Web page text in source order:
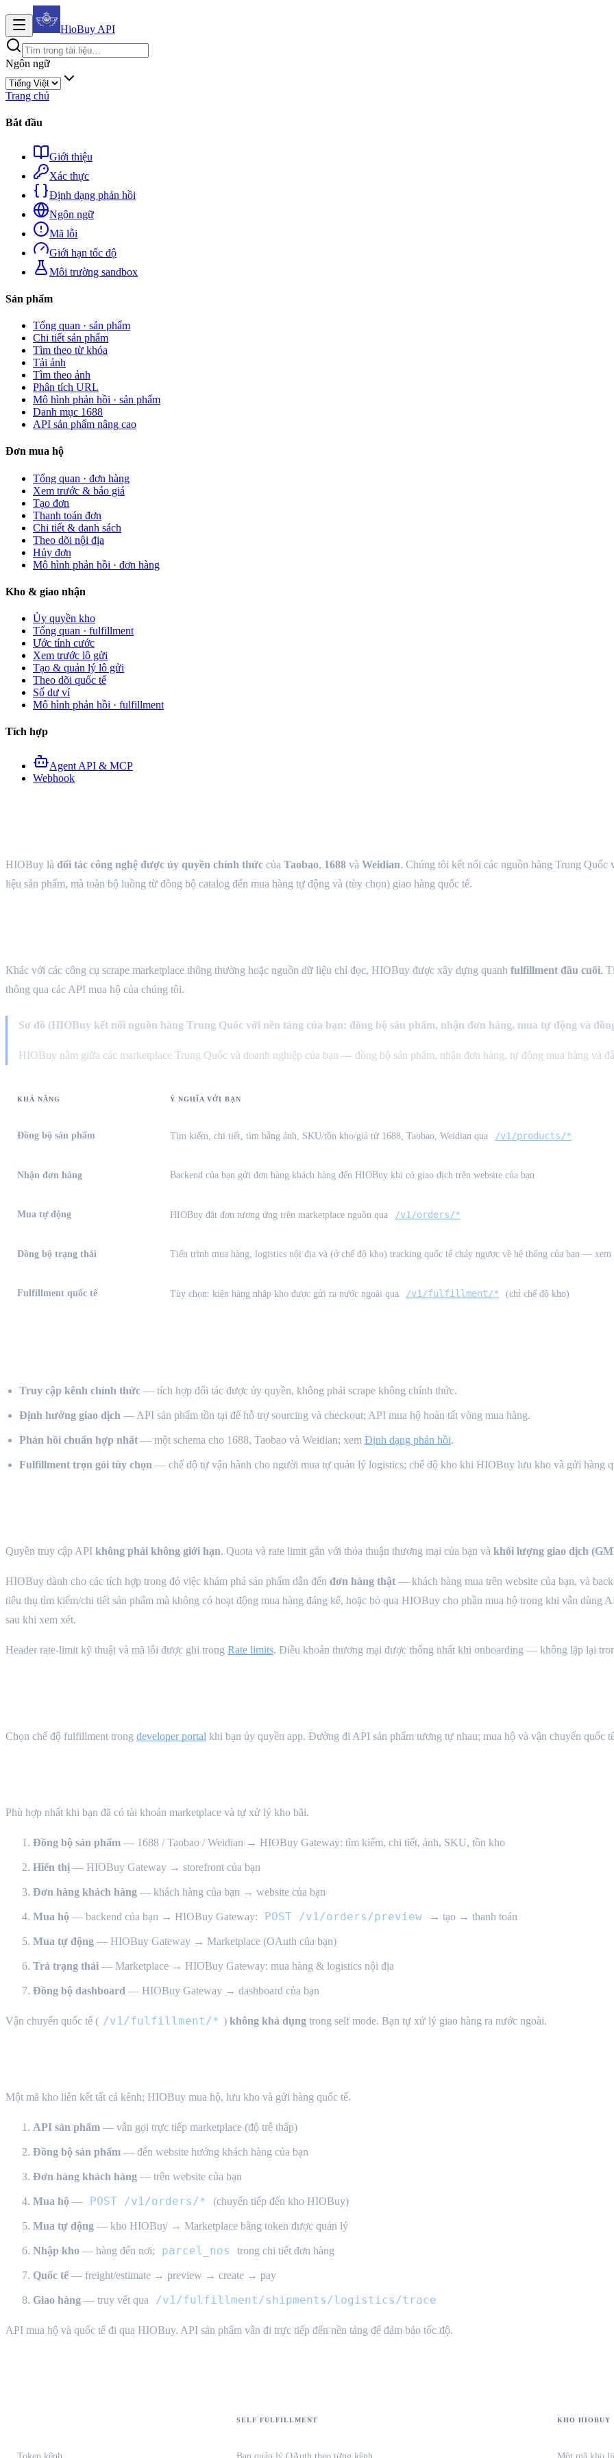
HioBuy API
Ngôn ngữ
Trang chủ
Bắt đầu
Giới thiệu
Xác thực
Định dạng phản hồi
Ngôn ngữ
Mã lỗi
Giới hạn tốc độ
Môi trường sandbox
Sản phẩm
Tổng quan · sản phẩm
Chi tiết sản phẩm
Tìm theo từ khóa
Tải ảnh
Tìm theo ảnh
Phân tích URL
Mô hình phản hồi · sản phẩm
Danh mục 1688
API sản phẩm nâng cao
Đơn mua hộ
Tổng quan · đơn hàng
Xem trước & báo giá
Tạo đơn
Thanh toán đơn
Chi tiết & danh sách
Theo dõi nội địa
Hủy đơn
Mô hình phản hồi · đơn hàng
Kho & giao nhận
Ủy quyền kho
Tổng quan · fulfillment
Ước tính cước
Xem trước lô gửi
Tạo & quản lý lô gửi
Theo dõi quốc tế
Số dư ví
Mô hình phản hồi · fulfillment
Tích hợp
Agent API & MCP
Webhook
HIOBuy là đối tác công nghệ được ủy quyền chính thức của Taobao, 1688 và Weidian. Chúng tôi kết nối các nguồn hàng Trung
liệu sản phẩm, mà toàn bộ luồng từ đồng bộ catalog đến mua hàng tự động và (tùy chọn) giao hàng quốc tế.
Khác với các công cụ scrape marketplace thông thường hoặc nguồn dữ liệu chỉ đọc, HIOBuy được xây dựng quanh fulfillment đầu cuối.
thông qua các API mua hộ của chúng tôi.
Sơ đồ (HIOBuy kết nối nguồn hàng Trung Quốc với nền tảng của bạn: đồng bộ sản phẩm, nhận đơn hàng, mua tự động và
HIOBuy nằm giữa các marketplace Trung Quốc và doanh nghiệp của bạn — đồng bộ sản phẩm, nhận đơn hàng, tự động mua hàng và
KHẢ NĂNG Ý NGHĨA VỚI BẠN
Đồng bộ sản phẩm Tìm kiếm, chi tiết, tìm bằng ảnh, SKU/tồn kho/giá từ 1688, Taobao, Weidian qua /v1/products/*
Nhận đơn hàng Backend của bạn gửi đơn hàng khách hàng đến HIOBuy khi có giao dịch trên website của bạn
Mua tự động HIOBuy đặt đơn tương ứng trên marketplace nguồn qua /v1/orders/*
Đồng bộ trạng thái Tiến trình mua hàng, logistics nội địa và (ở chế độ kho) tracking quốc tế chảy ngược về hệ thống của bạn — xem
Fulfillment quốc tế Tùy chọn: kiện hàng nhập kho được gửi ra nước ngoài qua /v1/fulfillment/* (chỉ chế độ kho)
Truy cập kênh chính thức — tích hợp đối tác được ủy quyền, không phải scrape không chính thức.
Định hướng giao dịch — API sản phẩm tồn tại để hỗ trợ sourcing và checkout; API mua hộ hoàn tất vòng mua hàng.
Phản hồi chuẩn hợp nhất — một schema cho 1688, Taobao và Weidian; xem Định dạng phản hồi.
Fulfillment trọn gói tùy chọn — chế độ tự vận hành cho người mua tự quản lý logistics; chế độ kho khi HIOBuy lưu kho và gửi hàng
Quyền truy cập API không phải không giới hạn. Quota và rate limit gắn với thỏa thuận thương mại của bạn và khối lượng giao dịch
HIOBuy dành cho các tích hợp trong đó việc khám phá sản phẩm dẫn đến đơn hàng thật — khách hàng mua trên website của bạn, và
tiêu thụ tìm kiếm/chi tiết sản phẩm mà không có hoạt động mua hàng đáng kể, hoặc bỏ qua HIOBuy cho phần mua hộ trong khi vẫn dùng
sau khi xem xét.
Header rate-limit kỹ thuật và mã lỗi được ghi trong Rate limits. Điều khoản thương mại được thống nhất khi onboarding — không lặp lại
Chọn chế độ fulfillment trong developer portal khi bạn ủy quyền app. Đường đi API sản phẩm tương tự nhau; mua hộ và vận chuyển quốc
Phù hợp nhất khi bạn đã có tài khoản marketplace và tự xử lý kho bãi.
Đồng bộ sản phẩm — 1688 / Taobao / Weidian → HIOBuy Gateway: tìm kiếm, chi tiết, ảnh, SKU, tồn kho
Hiển thị — HIOBuy Gateway → storefront của bạn
Đơn hàng khách hàng — khách hàng của bạn → website của bạn
Mua hộ — backend của bạn → HIOBuy Gateway: POST /v1/orders/preview → tạo → thanh toán
Mua tự động — HIOBuy Gateway → Marketplace (OAuth của bạn)
Trả trạng thái — Marketplace → HIOBuy Gateway: mua hàng & logistics nội địa
Đồng bộ dashboard — HIOBuy Gateway → dashboard của bạn
Vận chuyển quốc tế ( /v1/fulfillment/* ) không khả dụng trong self mode. Bạn tự xử lý giao hàng ra nước ngoài.
Một mã kho liên kết tất cả kênh; HIOBuy mua hộ, lưu kho và gửi hàng quốc tế.
API sản phẩm — vẫn gọi trực tiếp marketplace (độ trễ thấp)
Đồng bộ sản phẩm — đến website hướng khách hàng của bạn
Đơn hàng khách hàng — trên website của bạn
Mua hộ — POST /v1/orders/* (chuyển tiếp đến kho HIOBuy)
Mua tự động — kho HIOBuy → Marketplace bằng token được quản lý
Nhập kho — hàng đến nơi; parcel_nos trong chi tiết đơn hàng
Quốc tế— freight/estimate → preview → create → pay
Giao hàng — truy vết qua /v1/fulfillment/shipments/logistics/trace
API mua hộ và quốc tế đi qua HIOBuy. API sản phẩm vẫn đi trực tiếp đến nền tảng để đảm bảo tốc độ.
SELF FULFILLMENT KHO HIOBUY